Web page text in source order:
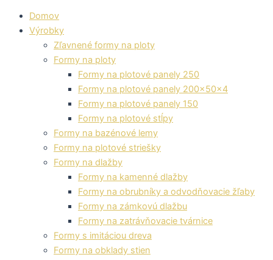
Domov
Výrobky
Zľavnené formy na ploty
Formy na ploty
Formy na plotové panely 250
Formy na plotové panely 200x50x4
Formy na plotové panely 150
Formy na plotové stĺpy
Formy na bazénové lemy
Formy na plotové striešky
Formy na dlažby
Formy na kamenné dlažby
Formy na obrubníky a odvodňovacie žľaby
Formy na zámkovú dlažbu
Formy na zatrávňovacie tvárnice
Formy s imitáciou dreva
Formy na obklady stien